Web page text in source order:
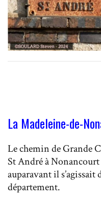
La Madeleine-de-
Le chemin de Grande
St André à Nonancourt
auparavant il s’agissait
département.